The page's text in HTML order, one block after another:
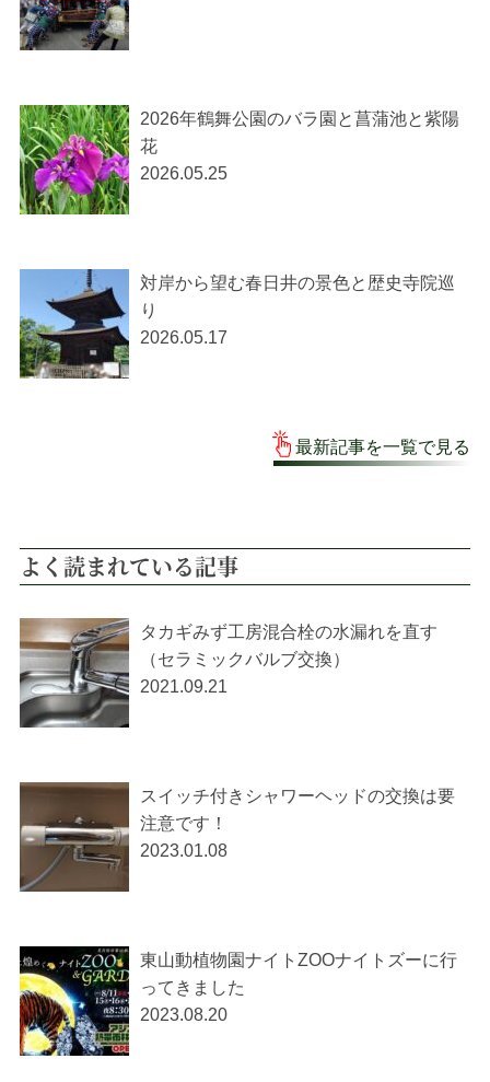
2026年鶴舞公園のバラ園と菖蒲池と紫陽
花
2026.05.25
対岸から望む春日井の景色と歴史寺院巡
り
2026.05.17
最新記事を一覧で見る
よく読まれている記事
タカギみず工房混合栓の水漏れを直す
（セラミックバルブ交換）
2021.09.21
スイッチ付きシャワーヘッドの交換は要
注意です！
2023.01.08
東山動植物園ナイトZOOナイトズーに行
ってきました
2023.08.20